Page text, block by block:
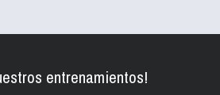
entrenamientos!